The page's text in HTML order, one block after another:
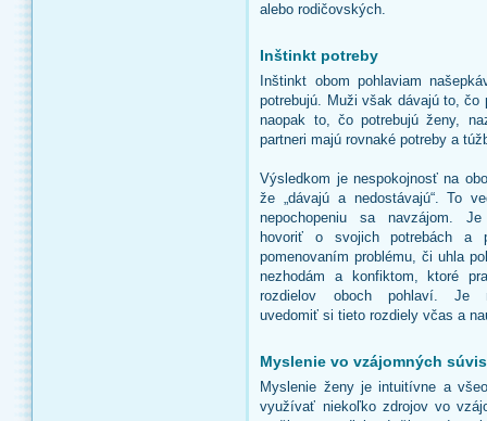
alebo rodičovských.
Inštinkt potreby
Inštinkt obom pohlaviam
potrebujú. Muži však dávajú to, čo
naopak to, čo potrebujú ženy,
partneri majú rovnaké potreby a
Výsledkom je nespokojnosť na
že „dávajú a nedostávajú“. To
nepochopeniu sa navzájom.
hovoriť o svojich potrebách a
pomenovaním problému, či uhla
nezhodám a konfiktom, ktoré
rozdielov oboch pohlaví. Je
uvedomiť si tieto rozdiely včas a
Myslenie vo vzájomných
Myslenie ženy je intuitívne a
využívať niekoľko zdrojov vo